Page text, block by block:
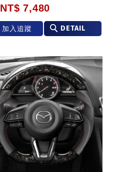
NT$ 7,480
加入追蹤 DETAIL